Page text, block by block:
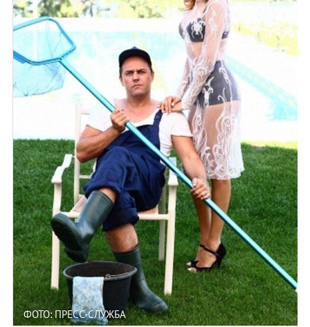
ФОТО: ПРЕСС-СЛУЖБА